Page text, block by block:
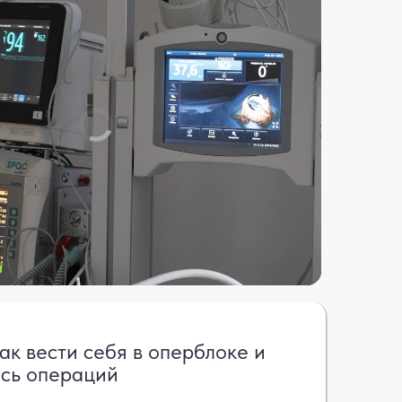
вести себя в оперблоке и
операций